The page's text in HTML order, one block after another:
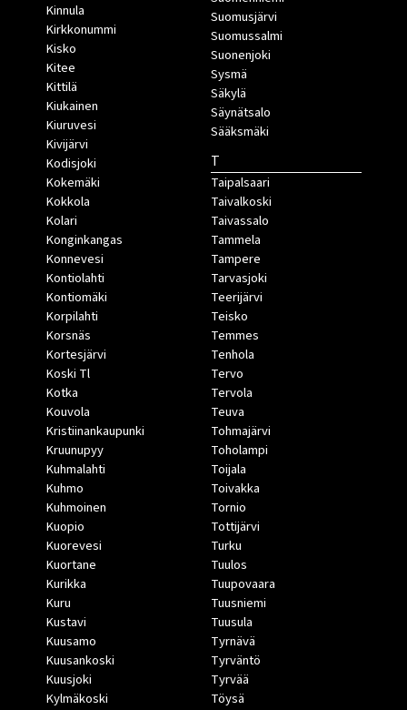
Kinnula
Kirkkonummi
Kisko
Kitee
Kittilä
Kiukainen
Kiuruvesi
Kivijärvi
Kodisjoki
Kokemäki
Kokkola
Kolari
Konginkangas
Konnevesi
Kontiolahti
Kontiomäki
Korpilahti
Korsnäs
Kortesjärvi
Koski Tl
Kotka
Kouvola
Kristiinankaupunki
Kruunupyy
Kuhmalahti
Kuhmo
Kuhmoinen
Kuopio
Kuorevesi
Kuortane
Kurikka
Kuru
Kustavi
Kuusamo
Kuusankoski
Kuusjoki
Kylmäkoski
Suomusjärvi
Suomussalmi
Suonenjoki
Sysmä
Säkylä
Säynätsalo
Sääksmäki
T
Taipalsaari
Taivalkoski
Taivassalo
Tammela
Tampere
Tarvasjoki
Teerijärvi
Teisko
Temmes
Tenhola
Tervo
Tervola
Teuva
Tohmajärvi
Toholampi
Toijala
Toivakka
Tornio
Tottijärvi
Turku
Tuulos
Tuupovaara
Tuusniemi
Tuusula
Tyrnävä
Tyrväntö
Tyrvää
Töysä